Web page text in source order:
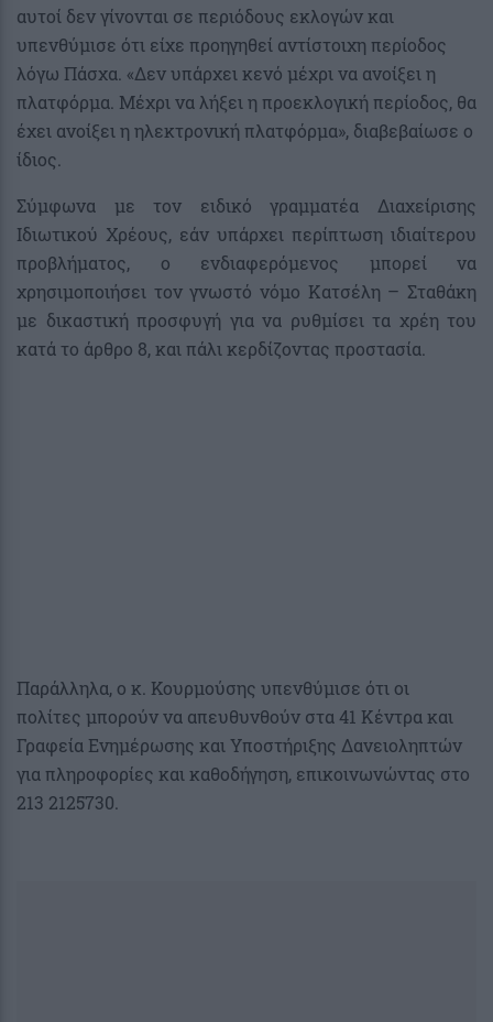
αυτοί δεν γίνονται σε περιόδους εκλογών και
υπενθύμισε ότι είχε προηγηθεί αντίστοιχη περίοδος
λόγω Πάσχα. «Δεν υπάρχει κενό μέχρι να ανοίξει η
πλατφόρμα. Μέχρι να λήξει η προεκλογική περίοδος, θα
έχει ανοίξει η ηλεκτρονική πλατφόρμα», διαβεβαίωσε ο
ίδιος.
Σύμφωνα με τον ειδικό γραμματέα Διαχείρισης
Ιδιωτικού Χρέους, εάν υπάρχει περίπτωση ιδιαίτερου
προβλήματος, ο ενδιαφερόμενος μπορεί να
χρησιμοποιήσει τον γνωστό νόμο Κατσέλη – Σταθάκη
με δικαστική προσφυγή για να ρυθμίσει τα χρέη του
κατά το άρθρο 8, και πάλι κερδίζοντας προστασία.
Παράλληλα, ο κ. Κουρμούσης υπενθύμισε ότι οι
πολίτες μπορούν να απευθυνθούν στα 41 Κέντρα και
Γραφεία Ενημέρωσης και Υποστήριξης Δανειοληπτών
για πληροφορίες και καθοδήγηση, επικοινωνώντας στο
213 2125730.